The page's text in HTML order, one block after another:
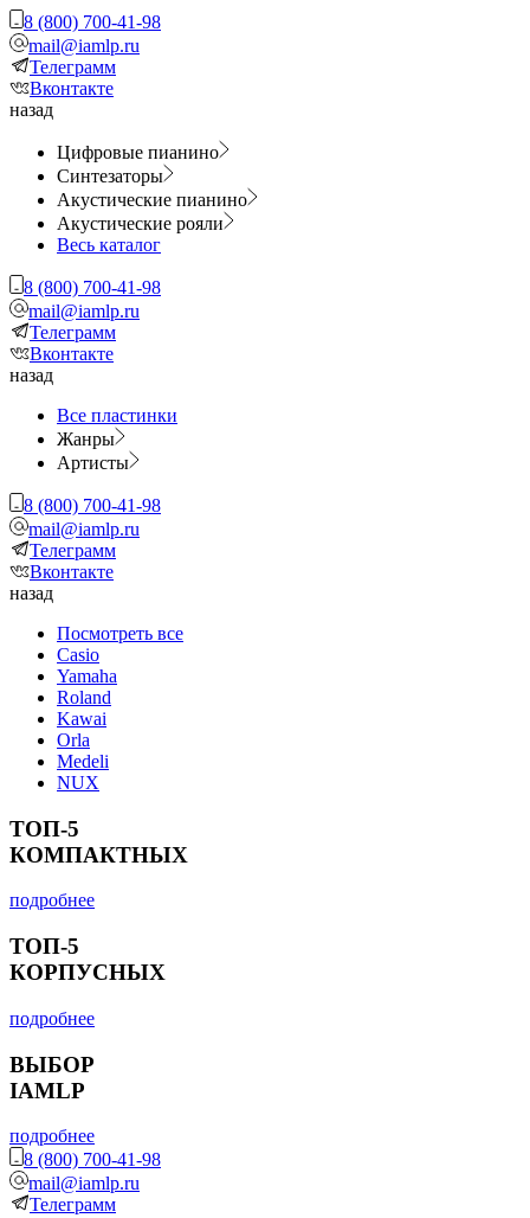
8 (800) 700-41-98
mail@iamlp.ru
Телеграмм
Вконтакте
назад
Цифровые пианино
Синтезаторы
Акустические пианино
Акустические рояли
Весь каталог
8 (800) 700-41-98
mail@iamlp.ru
Телеграмм
Вконтакте
назад
Все пластинки
Жанры
Артисты
8 (800) 700-41-98
mail@iamlp.ru
Телеграмм
Вконтакте
назад
Посмотреть все
Casio
Yamaha
Roland
Kawai
Orla
Medeli
NUX
ТОП-5
КОМПАКТНЫХ
подробнее
ТОП-5
КОРПУСНЫХ
подробнее
ВЫБОР
IAMLP
подробнее
8 (800) 700-41-98
mail@iamlp.ru
Телеграмм